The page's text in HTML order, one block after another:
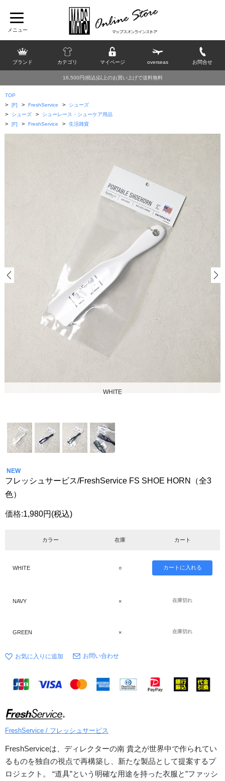
ブランド カテゴリ マイページ overseas お問合せ
16,500円(税込)以上のお買い上げで送料無料
TOP
> [F] > FreshService > シューズ
> シューズ > シューレース・シューケア用品
> [F] > FreshService > 生活雑貨
WHITE
NEW
フレッシュサービス/FreshService FS SHOE HORN（全3
色）
価格:1,980円 (税込)
カラー 在庫 カート
WHITE ○
NAVY × 在庫切れ
GREEN × 在庫切れ
お問い合わせ
FreshService / フレッシュサービス
FreshServiceは、ディレクターの南 貴之が世界中で作られてい
るものを独自の視点で再構築し、新たな製品として提案するプ
ロジェクト。 “道具”という明確な用途を持った衣服と”ファッシ